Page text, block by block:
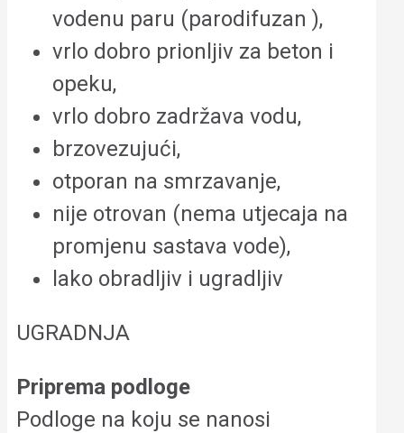
vodenu paru (parodifuzan ),
vrlo dobro prionljiv za beton i
opeku,
vrlo dobro zadržava vodu,
brzovezujući,
otporan na smrzavanje,
nije otrovan (nema utjecaja na
promjenu sastava vode),
lako obradljiv i ugradljiv
UGRADNJA
Priprema podloge
Podloge na koju se nanosi